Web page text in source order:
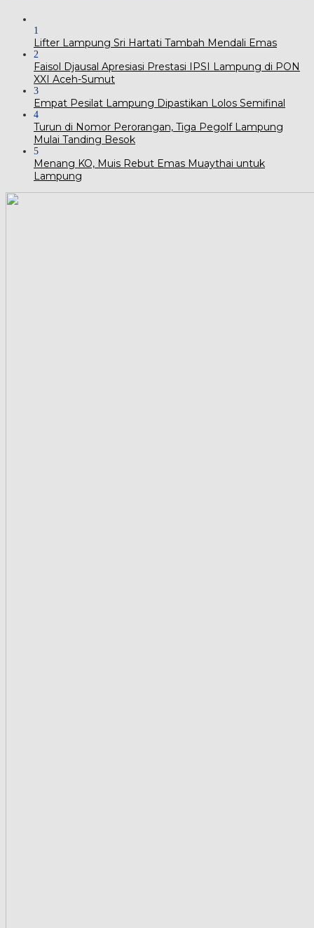
1
Lifter Lampung Sri Hartati Tambah Mendali Emas
2
Faisol Djausal Apresiasi Prestasi IPSI Lampung di PON
XXI Aceh-Sumut
3
Empat Pesilat Lampung Dipastikan Lolos Semifinal
4
Turun di Nomor Perorangan, Tiga Pegolf Lampung
Mulai Tanding Besok
5
Menang KO, Muis Rebut Emas Muaythai untuk
Lampung